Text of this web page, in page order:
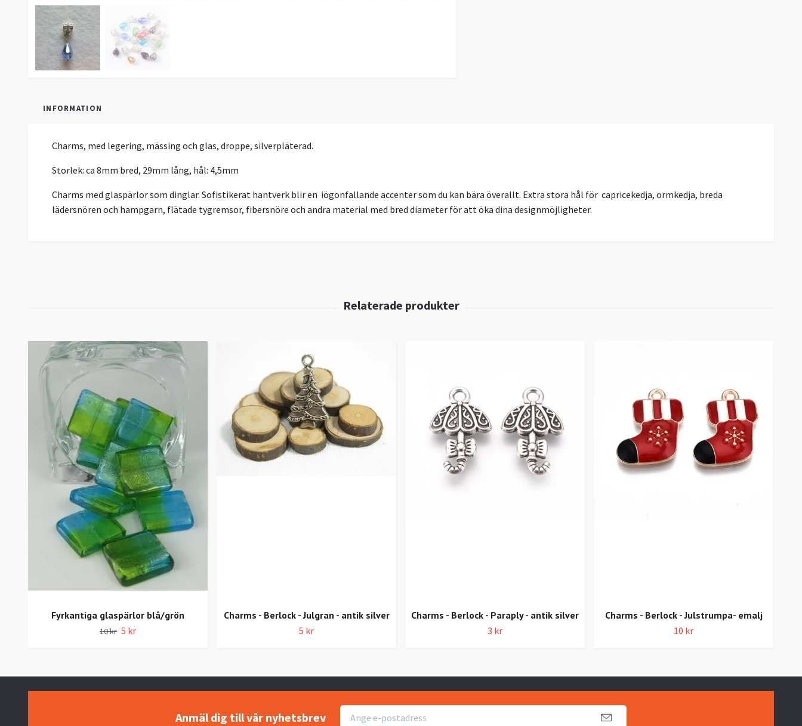
INFORMATION
Charms, med legering, mässing och glas, droppe, silverpläterad.
Storlek: ca 8mm bred, 29mm lång, hål: 4,5mm
Charms med glaspärlor som dinglar. Sofistikerat hantverk blir en iögonfallande accenter som du kan bära överallt. Extra stora hål för capricekedja, ormkedja, breda
lädersnören och hampgarn, flätade tygremsor, fibersnöre och andra material med bred diameter för att öka dina designmöjligheter.
Fyrkantiga glaspärlor blå/grön
10 kr 5 kr
Charms - Berlock - Julgran - antik silver
5 kr
Charms - Berlock - Paraply - antik silver
3 kr
Charms - Berlock - Julstrumpa- emalj
10 kr
Anmäl dig till vår nyhetsbrev